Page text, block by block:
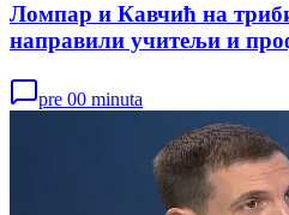
Ломпар и Кавчић на
направили учитељи и
pre 00 minuta